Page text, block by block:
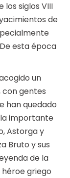
siglos VIII
de
esta época
un
gentes
han quedado
importante
Astorga y
Bruto y sus
de la
griego